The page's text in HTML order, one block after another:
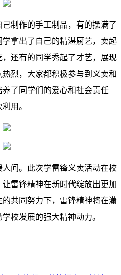
制作的手工制品，有的摆满了
拿出了自己的精湛厨艺，卖起
还有的同学秀起了才艺，展现
烈，大家都积极参与到义卖和
了同学们的爱心和社会责任
用。
间。此次学雷锋义卖活动在校
雷锋精神在新时代绽放出更加
共同努力下，雷锋精神将在潇
校发展的强大精神动力。